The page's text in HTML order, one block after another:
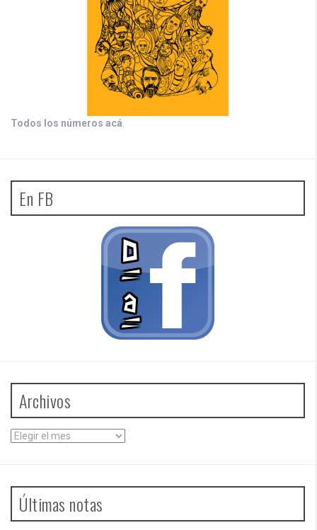
Todos los números acá
En FB
Archivos
Archivos
Últimas notas